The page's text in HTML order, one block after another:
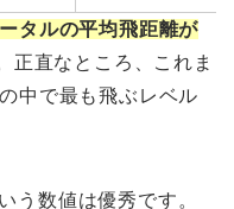
ータルの平均飛距離が
正直なところ、これま
中で最も飛ぶレベル
う数値は優秀です。